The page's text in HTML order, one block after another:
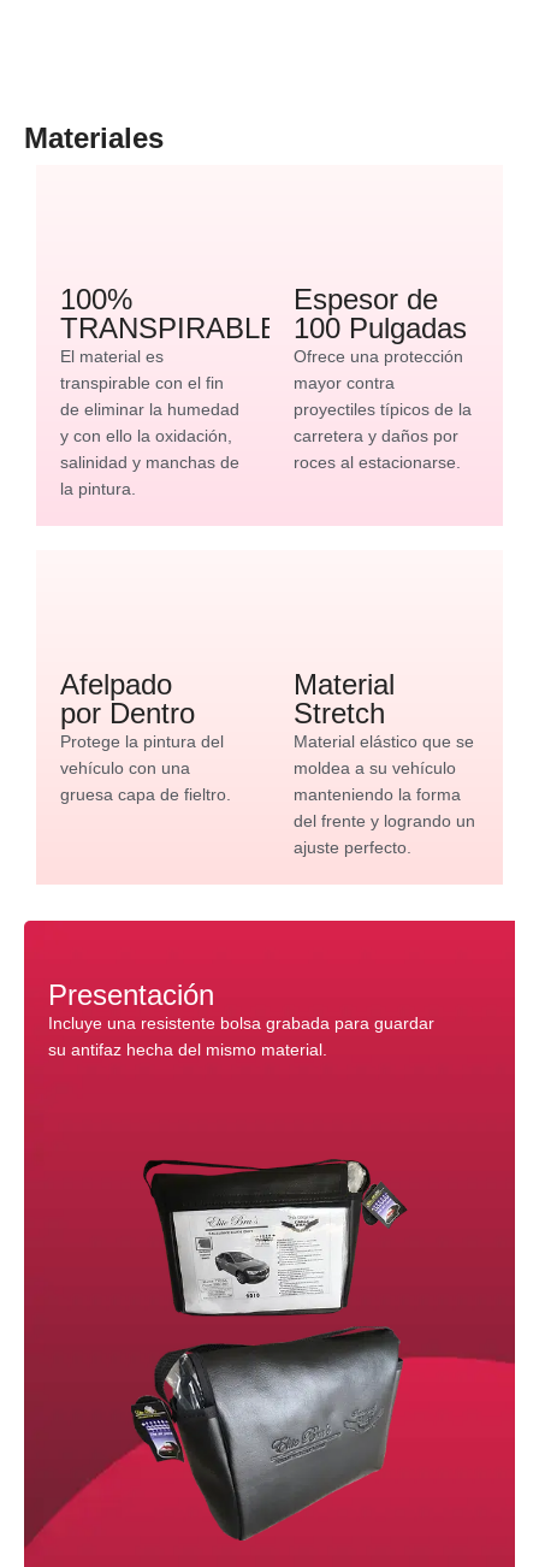
Materiales
100%
TRANSPIRABLE
El material es
transpirable con el fin
de eliminar la humedad
y con ello la oxidación,
salinidad y manchas de
la pintura.
Espesor de
100 Pulgadas
Ofrece una protección
mayor contra
proyectiles típicos de la
carretera y daños por
roces al estacionarse.
Afelpado
por Dentro
Protege la pintura del
vehículo con una
gruesa capa de fieltro.
Material
Stretch
Material elástico que se
moldea a su vehículo
manteniendo la forma
del frente y logrando un
ajuste perfecto.
Presentación
Incluye una resistente bolsa grabada para guardar
su antifaz hecha del mismo material.